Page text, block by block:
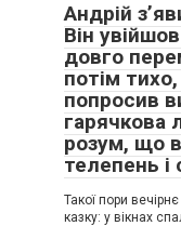
Андрій
Він
довго
потім тихо,
попросив
гарячкова
розум, що
телепень
Такої пори
казку: у вікнах